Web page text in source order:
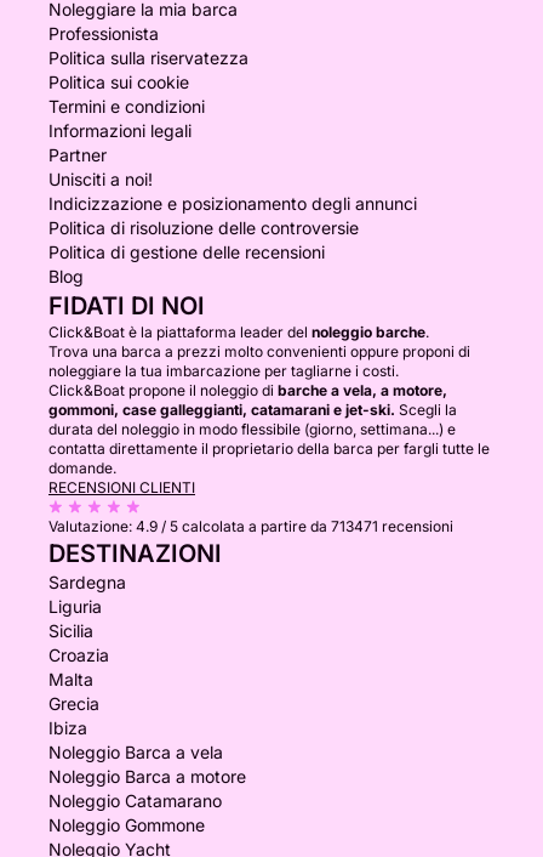
Noleggiare la mia barca
Professionista
Politica sulla riservatezza
Politica sui cookie
Termini e condizioni
Informazioni legali
Partner
Unisciti a noi!
Indicizzazione e posizionamento degli annunci
Politica di risoluzione delle controversie
Politica di gestione delle recensioni
Blog
FIDATI DI NOI
Click&Boat è la piattaforma leader del noleggio barche.
Trova una barca a prezzi molto convenienti oppure proponi di
noleggiare la tua imbarcazione per tagliarne i costi.
Click&Boat propone il noleggio di barche a vela, a motore,
gommoni, case galleggianti, catamarani e jet-ski. Scegli la
durata del noleggio in modo flessibile (giorno, settimana...) e
contatta direttamente il proprietario della barca per fargli tutte le
domande.
RECENSIONI CLIENTI
Valutazione: 4.9 / 5 calcolata a partire da 713471 recensioni
DESTINAZIONI
Sardegna
Liguria
Sicilia
Croazia
Malta
Grecia
Ibiza
Noleggio Barca a vela
Noleggio Barca a motore
Noleggio Catamarano
Noleggio Gommone
Noleggio Yacht